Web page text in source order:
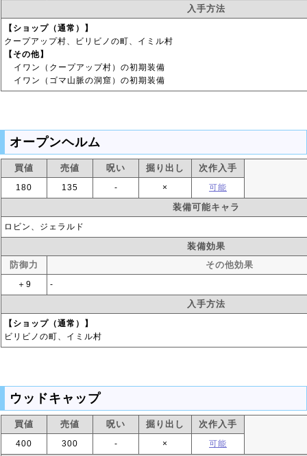
入手方法
【ショップ（通常）】
クープアップ村、ビリビノの町、イミル村
【その他】
イワン（クープアップ村）の初期装備
イワン（ゴマ山脈の洞窟）の初期装備
オープンヘルム
買値 売値 呪い 掘り出し 次作入手
180 135 ‐ × 可能
装備可能キャラ
ロビン、ジェラルド
装備効果
防御力
その他効果
＋9 ‐
入手方法
【ショップ（通常）】
ビリビノの町、イミル村
ウッドキャップ
買値 売値 呪い 掘り出し 次作入手
400 300 ‐ × 可能